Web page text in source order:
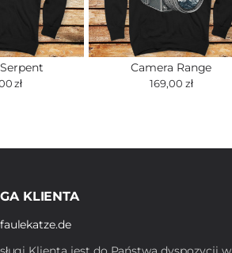
zł
Camera Range
169,00 zł
KLIENTA